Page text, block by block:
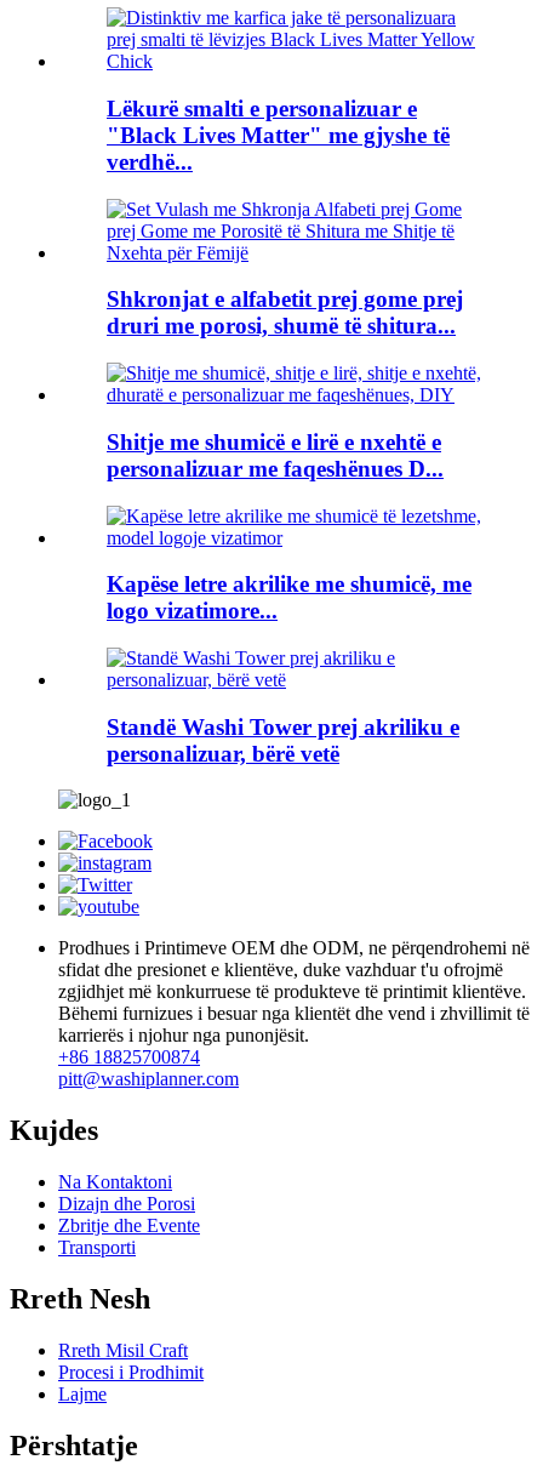
Lëkurë smalti e personalizuar e
"Black Lives Matter" me gjyshe të
verdhë...
Shkronjat e alfabetit prej gome prej
druri me porosi, shumë të shitura...
Shitje me shumicë e lirë e nxehtë e
personalizuar me faqeshënues D...
Kapëse letre akrilike me shumicë, me
logo vizatimore...
Standë Washi Tower prej akriliku e
personalizuar, bërë vetë
Prodhues i Printimeve OEM dhe ODM, ne përqendrohemi në
sfidat dhe presionet e klientëve, duke vazhduar t'u ofrojmë
zgjidhjet më konkurruese të produkteve të printimit klientëve.
Bëhemi furnizues i besuar nga klientët dhe vend i zhvillimit të
karrierës i njohur nga punonjësit.
+86 18825700874
pitt@washiplanner.com
Kujdes
Na Kontaktoni
Dizajn dhe Porosi
Zbritje dhe Evente
Transporti
Rreth Nesh
Rreth Misil Craft
Procesi i Prodhimit
Lajme
Përshtatje